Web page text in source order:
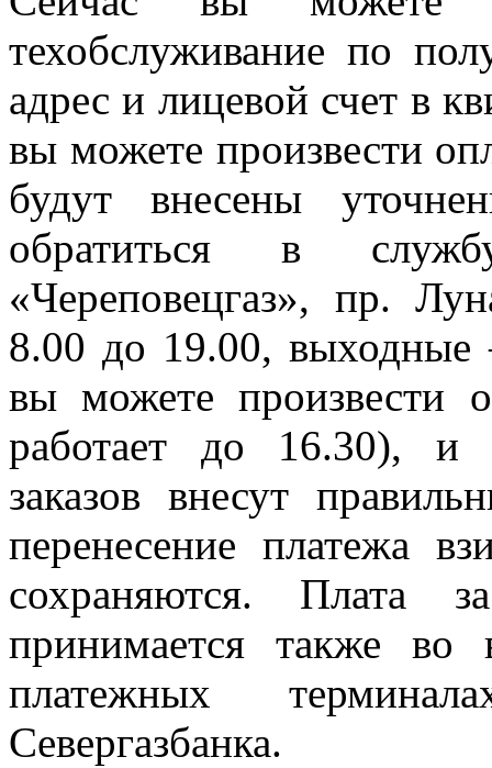
техобслуживание по
адрес и лицевой счет в
вы можете произвести
будут внесены
обратиться в
«Череповецгаз», пр.
8.00 до 19.00, выходные
вы можете произвести
работает до 16.30), и
заказов внесут
перенесение платежа
сохраняются. Плата
принимается также во
платежных
Севергазбанка.